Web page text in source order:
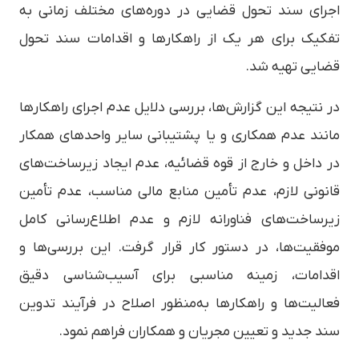
اجرای سند تحول قضایی در دوره‌های مختلف زمانی به
تفکیک برای هر یک از راهکارها و اقدامات سند تحول
قضایی تهیه شد.
در نتیجه این گزارش‌ها، بررسی دلایل عدم اجرای راهکارها
مانند عدم همکاری و یا پشتیبانی سایر واحدهای همکار
در داخل و خارج از قوه قضائیه، عدم ایجاد زیرساخت‌های
قانونی لازم، عدم تأمین منابع مالی مناسب، عدم تأمین
زیرساخت‌های فناورانه لازم و عدم اطلاع‌رسانی کامل
موفقیت‌ها، در دستور کار قرار گرفت. این بررسی‌ها و
اقدامات، زمینه مناسبی برای آسیب‌شناسی دقیق
فعالیت‌ها و راهکارها به‌منظور اصلاح در فرآیند تدوین
سند جدید و تعیین مجریان و همکاران فراهم نمود.